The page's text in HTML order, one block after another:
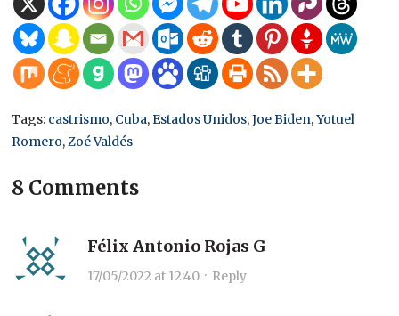
Tags: castrismo, Cuba,Estados Unidos,Joe Biden,Yotuel
Romero,Zoé Valdés
8 Comments
Félix Antonio Rojas G
17/05/2022 at 12:40 · Reply